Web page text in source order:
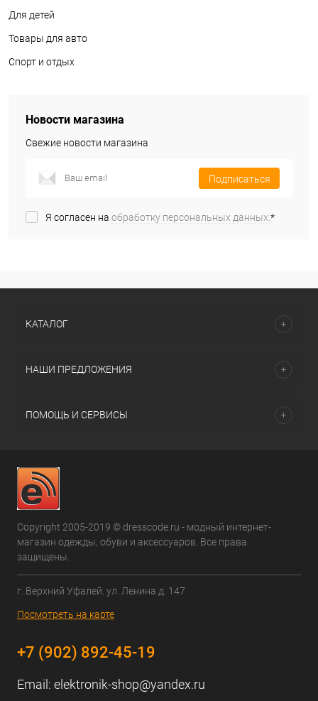
Для детей
Товары для авто
Спорт и отдых
Новости магазина
Свежие новости магазина
Подписаться
Я согласен на обработку персональных данных. *
КАТАЛОГ
НАШИ ПРЕДЛОЖЕНИЯ
ПОМОЩЬ И СЕРВИСЫ
Copyright 2005-2019 © dresscode.ru - модный интернет-
магазин одежды, обуви и аксессуаров. Все права
защищены.
г. Верхний Уфалей. ул. Ленина д. 147
Посмотреть на карте
+7 (902) 892-45-19
Email: elektronik-shop@yandex.ru